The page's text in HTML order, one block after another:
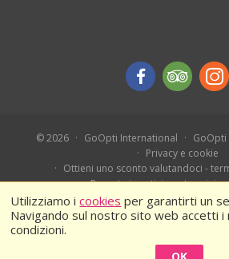
Utilizziamo icookies per garantirti un
Navigando sul nostro sito web accetti i
condizioni.
© 2026 GoOpti International
GoOpti
Privacy e cookie
Ottieni uno sconto valutandoci -
Prenota in anticipo - termini e
Ferragosto 2026 – Termini e condizioni